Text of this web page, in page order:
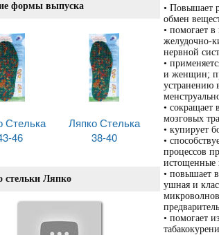
формы выпуска
Стелька
46
Ляпко Стелька
38-40
стельки Ляпко
• Повышает
обмен
• помогает
желудочно-
нервной
•
и женщин;
устранению
• сокращает
мозговых
• купирует
•
процессов
истощенные
• повышает
ушная и
• помогает